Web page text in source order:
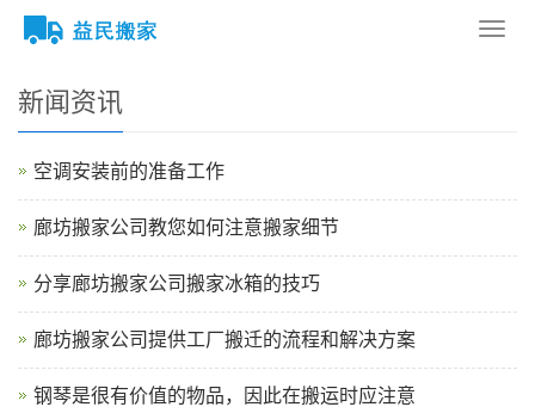
导
您的位置：网站首页
新闻资讯
空调安装前的准备工作
廊坊搬家公司教您如何注意搬家细节
分享廊坊搬家公司搬家冰箱的技巧
廊坊搬家公司提供工厂搬迁的流程和解决方案
钢琴是很有价值的物品，因此在搬运时应注意